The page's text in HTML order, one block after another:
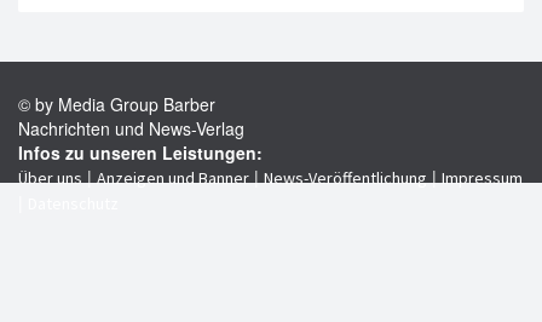
© by Media Group Barber
Nachrichten und News-Verlag
Infos zu unseren Leistungen:
Über uns|Anzeigen und Banner|News-Veröffentlichung|Impressum